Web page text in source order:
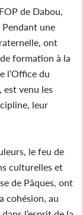
de Dabou,
une
ont
formation à la
l’Office du
est venu les
leur
le feu de
culturelles et
de Pâques, ont
cohésion, au